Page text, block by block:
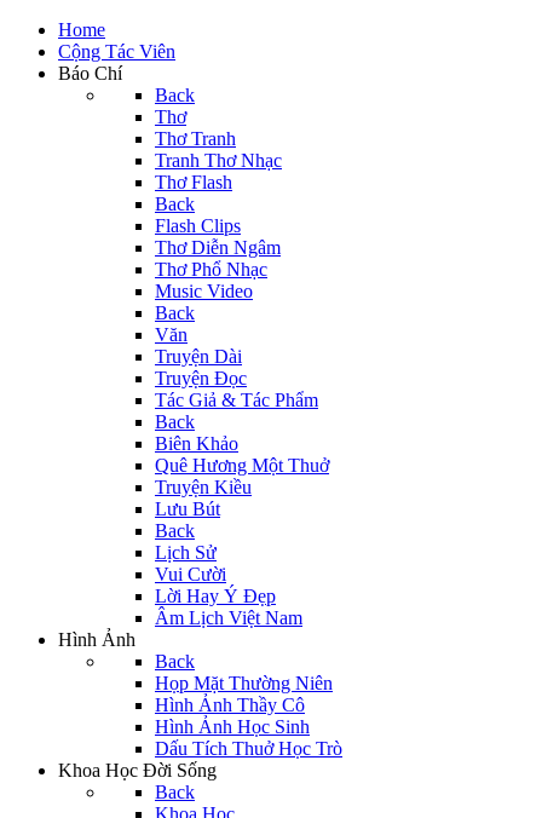
Home
Cộng Tác Viên
Báo Chí
Back
Thơ
Thơ Tranh
Tranh Thơ Nhạc
Thơ Flash
Back
Flash Clips
Thơ Diễn Ngâm
Thơ Phổ Nhạc
Music Video
Back
Văn
Truyện Dài
Truyện Đọc
Tác Giả & Tác Phẩm
Back
Biên Khảo
Quê Hương Một Thuở
Truyện Kiều
Lưu Bút
Back
Lịch Sử
Vui Cười
Lời Hay Ý Đẹp
Âm Lịch Việt Nam
Hình Ảnh
Back
Họp Mặt Thường Niên
Hình Ảnh Thầy Cô
Hình Ảnh Học Sinh
Dấu Tích Thuở Học Trò
Khoa Học Đời Sống
Back
Khoa Học